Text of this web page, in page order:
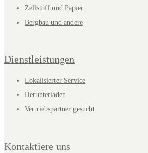
Zellstoff und Papier
Bergbau und andere
Dienstleistungen
Lokalisierter Service
Herunterladen
Vertriebspartner gesucht
Kontaktiere uns